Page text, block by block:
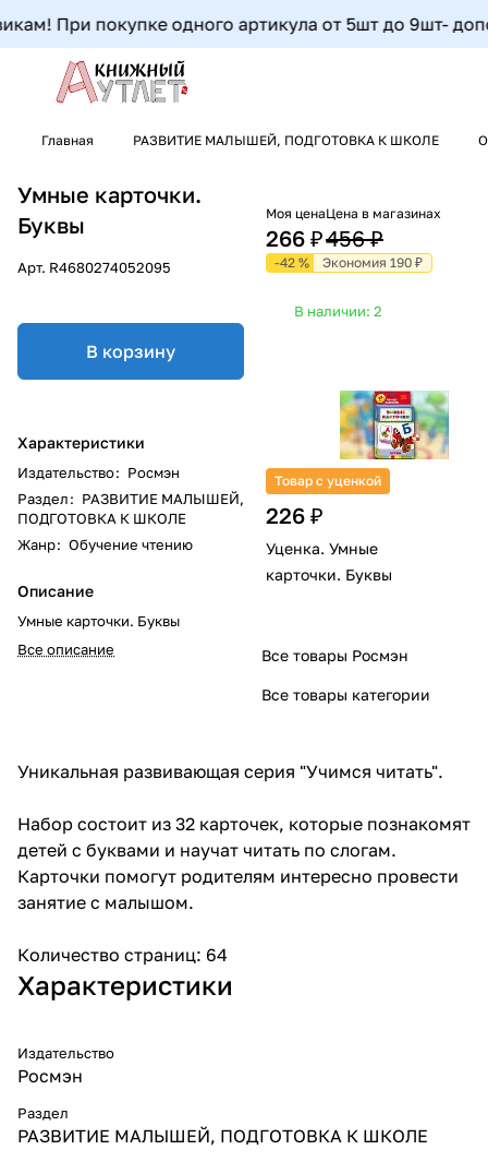
При покупке одного артикула от 5шт до 9шт-
Главная РАЗВИТИЕ МАЛЫШЕЙ, ПОДГОТОВКА К ШКОЛЕ
Умные карточки.
Буквы
Арт. R4680274052095
В корзину
Характеристики
Издательство: Росмэн
Раздел: РАЗВИТИЕ МАЛЫШЕЙ,
ПОДГОТОВКА К ШКОЛЕ
Жанр: Обучение чтению
Описание
Умные карточки. Буквы
Все описание
Моя цена
266 ₽
Цена в магазинах
456 ₽
-42 % Экономия 190 ₽
В наличии: 2
Товар с уценкой
226 ₽
Уценка. Умные
карточки. Буквы
Все товары Росмэн
Все товары категории
Уникальная развивающая серия "Учимся читать".
Набор состоит из 32 карточек, которые познакомят
детей с буквами и научат читать по слогам.
Карточки помогут родителям интересно провести
занятие с малышом.
Количество страниц: 64
Характеристики
Издательство
Росмэн
Раздел
РАЗВИТИЕ МАЛЫШЕЙ, ПОДГОТОВКА К ШКОЛЕ